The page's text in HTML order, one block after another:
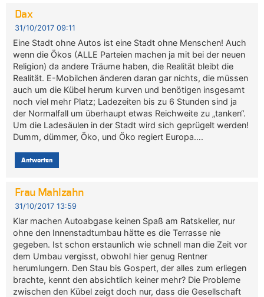
Dax
31/10/2017 09:11
Eine Stadt ohne Autos ist eine Stadt ohne Menschen! Auch
wenn die Ökos (ALLE Parteien machen ja mit bei der neuen
Religion) da andere Träume haben, die Realität bleibt die
Realität. E-Mobilchen änderen daran gar nichts, die müssen
auch um die Kübel herum kurven und benötigen insgesamt
noch viel mehr Platz; Ladezeiten bis zu 6 Stunden sind ja
der Normalfall um überhaupt etwas Reichweite zu „tanken“.
Um die Ladesäulen in der Stadt wird sich geprügelt werden!
Dumm, dümmer, Öko, und Öko regiert Europa….
Antworten
Frau Mahlzahn
31/10/2017 13:59
Klar machen Autoabgase keinen Spaß am Ratskeller, nur
ohne den Innenstadtumbau hätte es die Terrasse nie
gegeben. Ist schon erstaunlich wie schnell man die Zeit vor
dem Umbau vergisst, obwohl hier genug Rentner
herumlungern. Den Stau bis Gospert, der alles zum erliegen
brachte, kennt den absichtlich keiner mehr? Die Probleme
zwischen den Kübel zeigt doch nur, dass die Gesellschaft